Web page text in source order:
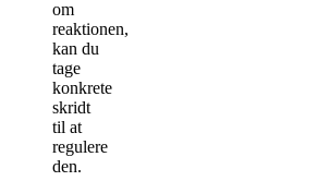
om
reaktionen,
kan du
tage
konkrete
skridt
til at
regulere
den.